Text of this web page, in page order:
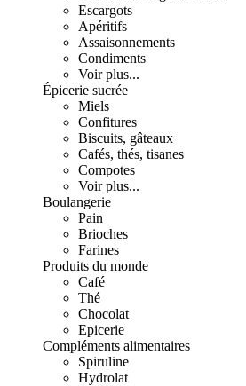
Escargots
Apéritifs
Assaisonnements
Condiments
Voir plus...
Épicerie sucrée
Miels
Confitures
Biscuits, gâteaux
Cafés, thés, tisanes
Compotes
Voir plus...
Boulangerie
Pain
Brioches
Farines
Produits du monde
Café
Thé
Chocolat
Epicerie
Compléments alimentaires
Spiruline
Hydrolat